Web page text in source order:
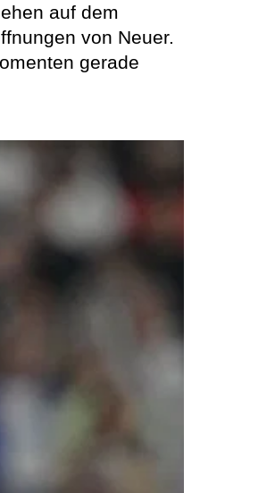
auf dem
von Neuer.
gerade